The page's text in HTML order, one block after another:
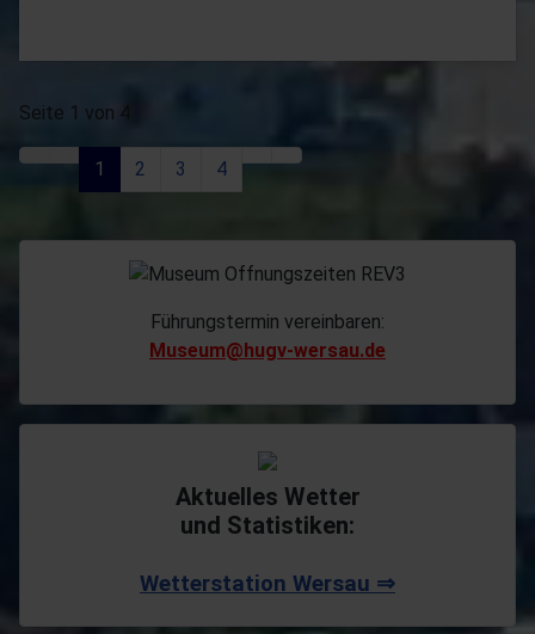
Seite 1 von 4
1 2 3 4
Führungstermin vereinbaren:
Museum@hugv-wersau.de
Aktuelles Wetter
und Statistiken:
Wetterstation Wersau ⇒